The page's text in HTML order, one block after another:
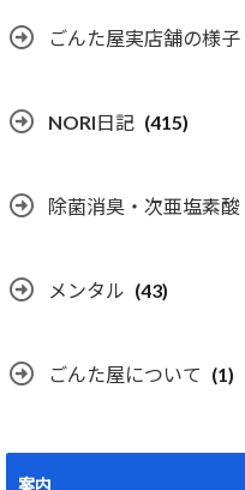
ごんた屋実店舗の様子
NORI日記 (415)
除菌消臭・次亜塩素酸
メンタル (43)
ごんた屋について (1)
案内